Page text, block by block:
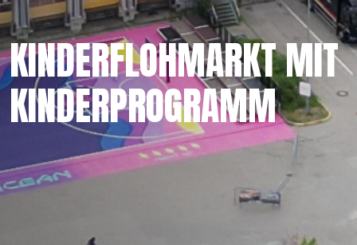
KINDERFLOHMARKT MIT
KINDERPROGRAMM